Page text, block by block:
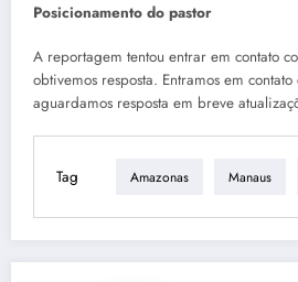
Posicionamento do pastor
A reportagem tentou entrar em contato
obtivemos resposta. Entramos em
aguardamos resposta em breve
Tag Amazonas Manaus